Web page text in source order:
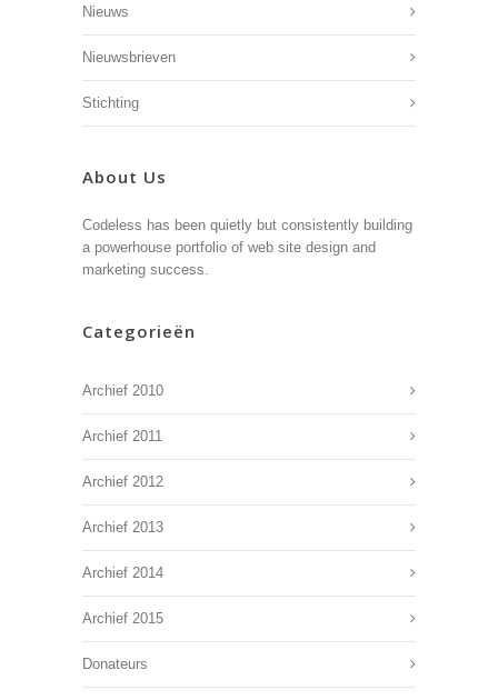
Nieuws
Nieuwsbrieven
Stichting
About Us
Codeless has been quietly but consistently building
a powerhouse portfolio of web site design and
marketing success.
Categorieën
Archief 2010
Archief 2011
Archief 2012
Archief 2013
Archief 2014
Archief 2015
Donateurs